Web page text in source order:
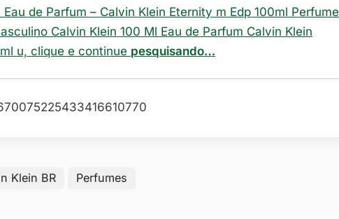
de Parfum – Calvin Klein Eternity m Edp 100ml Perfume
Calvin Klein 100 Ml Eau de Parfum Calvin Klein
u, clique e continue pesquisando…
Klein BR Perfumes